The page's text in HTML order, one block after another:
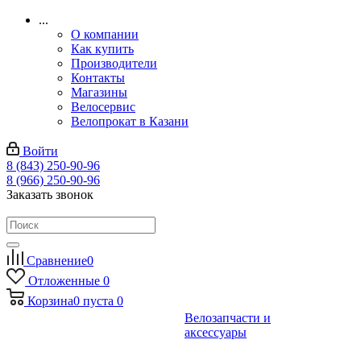
...
О компании
Как купить
Производители
Контакты
Магазины
Велосервис
Велопрокат в Казани
Войти
8 (843) 250-90-96
8 (966) 250-90-96
Заказать звонок
Сравнение0
Отложенные 0
Корзина0 пуста 0
Велозапчасти и
аксессуары